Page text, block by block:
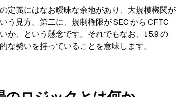
定義にはなお曖昧な余地があり、大規模機関が
う見方。第二に、規制権限が SEC から CFTC
か、という懸念です。それでもなお、15:9 の
勢いを持っていることを意味します。